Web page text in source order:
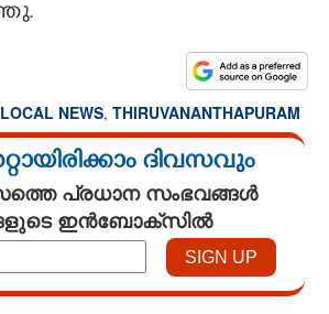
LOCAL NEWS, THIRUVANANTHAPURAM
ദിവസവും
പ്രധാന സംഭവങ്ങൾ
ഇൻബോക്സിൽ